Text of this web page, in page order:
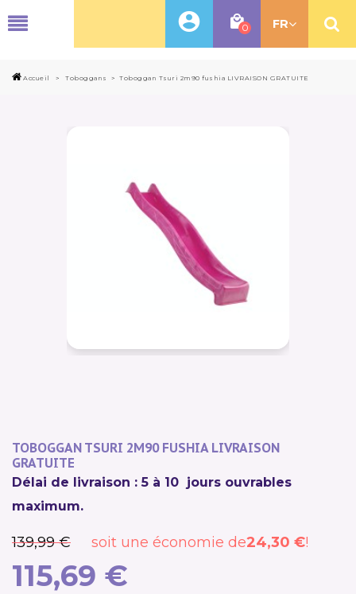
0 FR
Accueil > Toboggans > Toboggan Tsuri 2m90 fushia LIVRAISON GRATUITE
TOBOGGAN TSURI 2M90 FUSHIA LIVRAISON
GRATUITE
Délai de livraison : 5 à 10 jours ouvrables
maximum.
139,99 € soit une économie de24,30 €!
115,69 €